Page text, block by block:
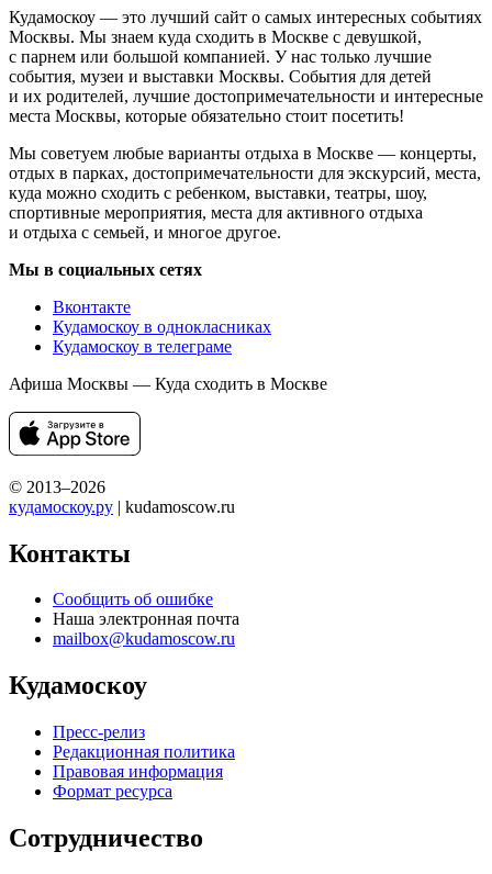
Кудамоскоу — это лучший сайт о самых интересных событиях
Москвы. Мы знаем куда сходить в Москве с девушкой,
с парнем или большой компанией. У нас только лучшие
события, музеи и выставки Москвы. События для детей
и их родителей, лучшие достопримечательности и интересные
места Москвы, которые обязательно стоит посетить!
Мы советуем любые варианты отдыха в Москве — концерты,
отдых в парках, достопримечательности для экскурсий, места,
куда можно сходить с ребенком, выставки, театры, шоу,
спортивные мероприятия, места для активного отдыха
и отдыха с семьей, и многое другое.
Мы в социальных сетях
Вконтакте
Кудамоскоу в однокласниках
Кудамоскоу в телеграме
Афиша Москвы — Куда сходить в Москве
© 2013–2026
кудамоскоу.ру | kudamoscow.ru
Контакты
Сообщить об ошибке
Наша электронная почта
mailbox@kudamoscow.ru
Кудамоскоу
Пресс-релиз
Редакционная политика
Правовая информация
Формат ресурса
Сотрудничество